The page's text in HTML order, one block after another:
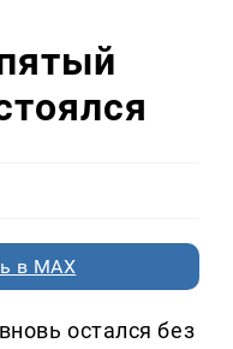
в MAX
остался без